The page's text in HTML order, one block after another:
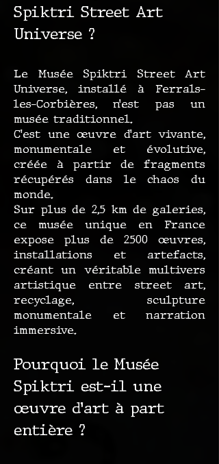
Spiktri Street Art
Universe ?
Le Musée Spiktri Street Art
Universe, installé à Ferrals-
les-Corbières, n’est pas un
musée traditionnel.
C’est une œuvre d’art vivante,
monumentale et évolutive,
créée à partir de fragments
récupérés dans le chaos du
monde.
Sur plus de 2,5 km de galeries,
ce musée unique en France
expose plus de 2500 œuvres,
installations et artefacts,
créant un véritable multivers
artistique entre street art,
recyclage, sculpture
monumentale et narration
immersive.
Pourquoi le Musée
Spiktri est-il une
œuvre d’art à part
entière ?